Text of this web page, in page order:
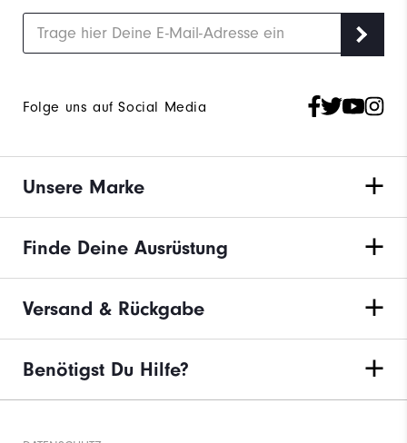
Folge uns auf Social Media
Unsere Marke
Finde Deine Ausrüstung
Versand & Rückgabe
Benötigst Du Hilfe?